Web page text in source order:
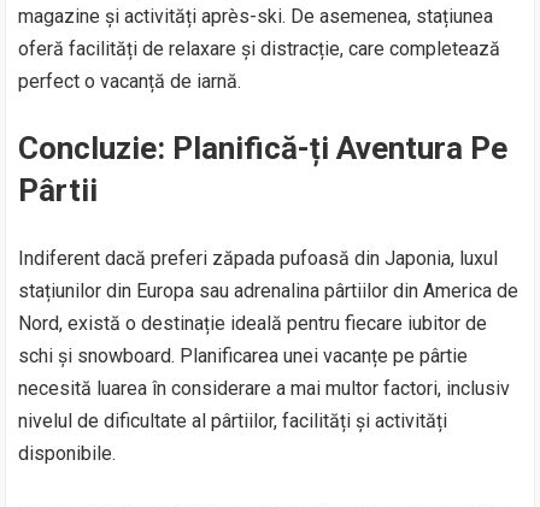
magazine și activități après-ski. De asemenea, stațiunea
oferă facilități de relaxare și distracție, care completează
perfect o vacanță de iarnă.
Concluzie: Planifică-ți Aventura Pe
Pârtii
Indiferent dacă preferi zăpada pufoasă din Japonia, luxul
stațiunilor din Europa sau adrenalina pârtiilor din America de
Nord, există o destinație ideală pentru fiecare iubitor de
schi și snowboard. Planificarea unei vacanțe pe pârtie
necesită luarea în considerare a mai multor factori, inclusiv
nivelul de dificultate al pârtiilor, facilități și activități
disponibile.